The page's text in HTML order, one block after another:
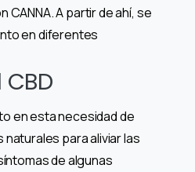
CANNA. A partir de ahí, se
en diferentes
en esta necesidad de
para aliviar las
de algunas